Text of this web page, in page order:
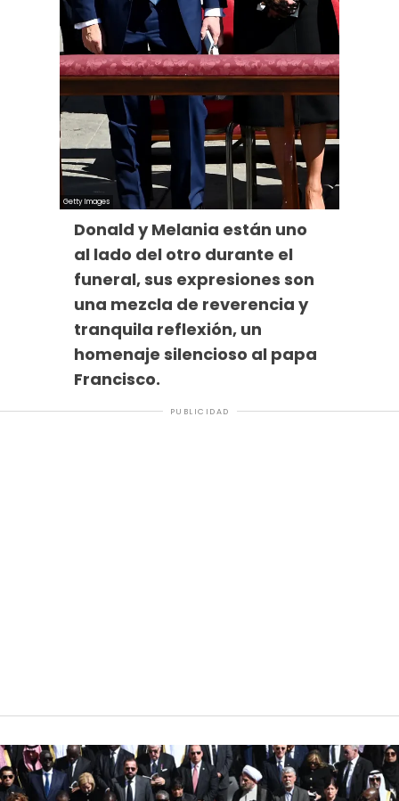
Donald y Melania están uno
al lado del otro durante el
funeral, sus expresiones son
una mezcla de reverencia y
tranquila reflexión, un
homenaje silencioso al papa
Francisco.
PUBLICIDAD